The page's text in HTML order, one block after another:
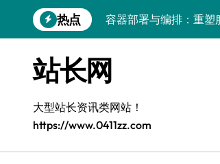
到
热点
容器部署与编排：重塑
跨界融合：互联网站长
VR创业新路径：模式创
容器智能编排：释放服
模式革新驱动：平台生
站长网
大型站长资讯类网站！
https://www.0411zz.com